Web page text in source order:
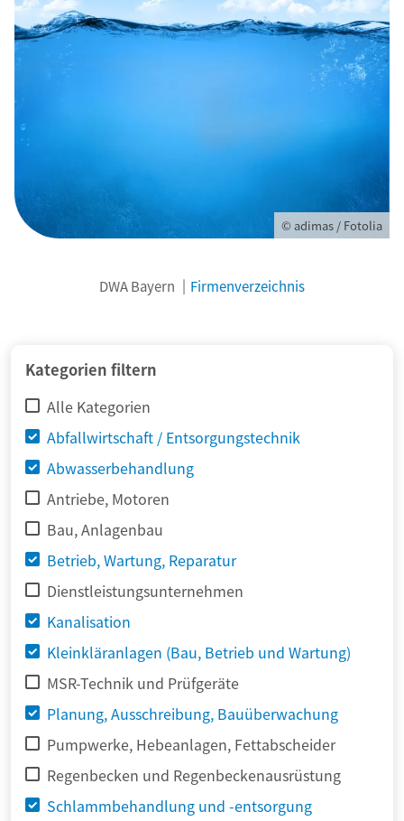
© adimas / Fotolia
DWA Bayern Firmenverzeichnis
Kategorien filtern
Alle Kategorien
Abfallwirtschaft / Entsorgungstechnik
Abwasserbehandlung
Antriebe, Motoren
Bau, Anlagenbau
Betrieb, Wartung, Reparatur
Dienstleistungsunternehmen
Kanalisation
Kleinkläranlagen (Bau, Betrieb und Wartung)
MSR-Technik und Prüfgeräte
Planung, Ausschreibung, Bauüberwachung
Pumpwerke, Hebeanlagen, Fettabscheider
Regenbecken und Regenbeckenausrüstung
Schlammbehandlung und -entsorgung